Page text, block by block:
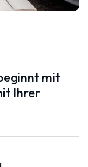
mit
Ihrer